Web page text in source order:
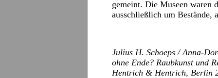
gemeint. Die Museen waren
ausschließlich um Bestände,
Julius H. Schoeps / Anna-
ohne Ende? Raubkunst und
Hentrich & Hentrich, Berlin